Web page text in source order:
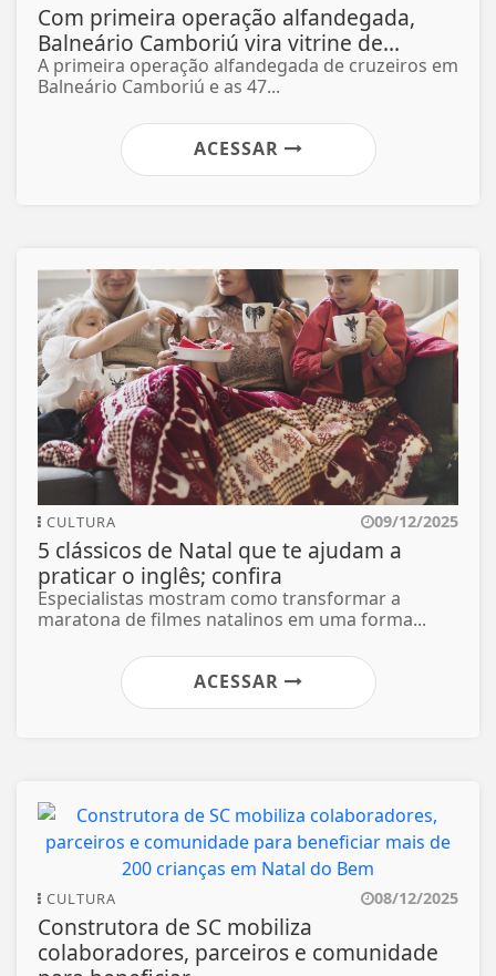
Com primeira operação alfandegada,
Balneário Camboriú vira vitrine de...
A primeira operação alfandegada de cruzeiros em
Balneário Camboriú e as 47...
ACESSAR
CULTURA 09/12/2025
5 clássicos de Natal que te ajudam a
praticar o inglês; confira
Especialistas mostram como transformar a
maratona de filmes natalinos em uma forma...
ACESSAR
CULTURA 08/12/2025
Construtora de SC mobiliza
colaboradores, parceiros e comunidade